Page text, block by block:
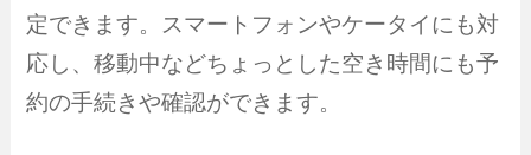
定できます。スマートフォンやケータイにも対
応し、移動中などちょっとした空き時間にも予
約の手続きや確認ができます。